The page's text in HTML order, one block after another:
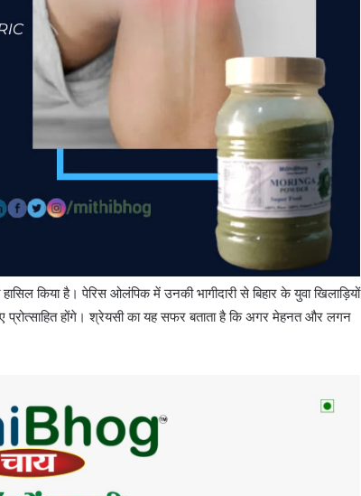
किया है। पेरिस ओलंपिक में उनकी भागीदारी से बिहार के युवा खिलाड़ियों
होंगे। श्रेयसी का यह सफर बताता है कि अगर मेहनत और लगन